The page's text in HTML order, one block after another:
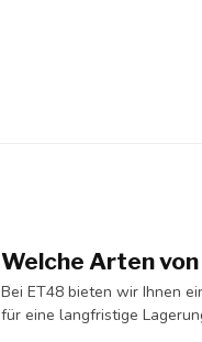
Welche Arten
Bei ET48 bieten wir Ihnen
für eine langfristige